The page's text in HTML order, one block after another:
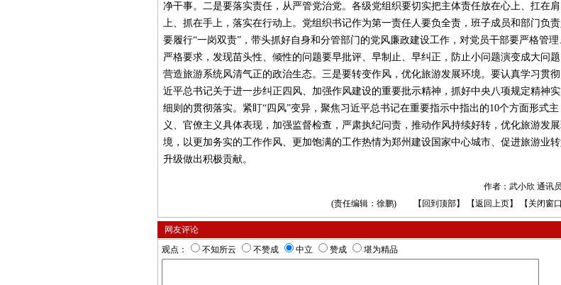
净干事。二是要落实责任，从严管党治党。各级党组织要切实把主体责任放在心上、扛在肩
上、抓在手上，落实在行动上。党组织书记作为第一责任人要负全责，班子成员和部门负责
要履行“一岗双责”，带头抓好自身和分管部门的党风廉政建设工作，对党员干部要严格管理
严格要求，发现苗头性、倾性的问题要早批评、早制止、早纠正，防止小问题演变成大问题
营造旅游系统风清气正的政治生态。三是要转变作风，优化旅游发展环境。要认真学习贯彻
近平总书记关于进一步纠正四风、加强作风建设的重要批示精神，抓好中央八项规定精神
细则的贯彻落实。紧盯“四风”变异，聚焦习近平总书记在重要指示中指出的10个方面形式主
义、官僚主义具体表现，加强监督检查，严肃执纪问责，推动作风持续好转，优化旅游发
境，以更加务实的工作作风、更加饱满的工作热情为郑州建设国家中心城市、促进旅游业
升级做出积极贡献。
作者：武小欣 通讯员
(责任编辑：徐鹏) 【 回到顶部】 【返回上页】 【 关闭窗口
网友评论
观点：
不知所云 不赞成 中立 赞成 堪为精品